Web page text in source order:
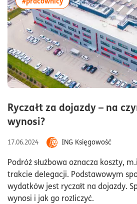
Ryczałt za dojazdy – na
wynosi?czas
17.06.2024
ING Księgowość
Podróż służbowa oznacza koszty,
trakcie delegacji. Podstawowym
wydatków jest ryczałt na dojazdy.
wynosi i jak go rozliczyć.